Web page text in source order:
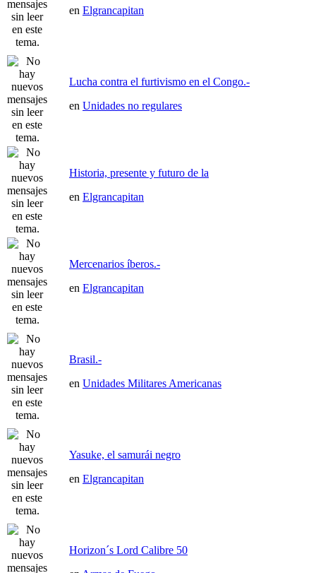
en Elgrancapitan
Lucha contra el furtivismo en el Congo.-
en Unidades no regulares
Historia, presente y futuro de la
en Elgrancapitan
Mercenarios íberos.-
en Elgrancapitan
Brasil.-
en Unidades Militares Americanas
Yasuke, el samurái negro
en Elgrancapitan
Horizon´s Lord Calibre 50